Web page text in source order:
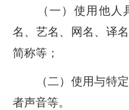
（一）使用他
名、艺名、网名、译
简称等；
（二）使用与特
者声音等。